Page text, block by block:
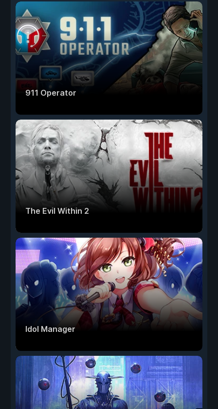
911 Operator
The Evil Within 2
Idol Manager